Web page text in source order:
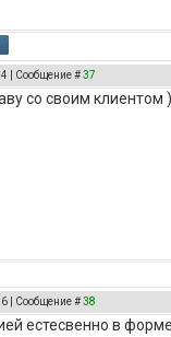
| Сообщение #37
со своим клиентом
| Сообщение #38
естесвенно в